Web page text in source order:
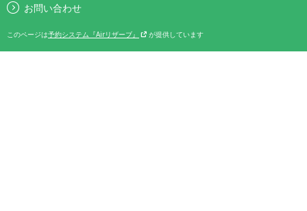
お問い合わせ
このページは予約システム『Airリザーブ』 が提供しています